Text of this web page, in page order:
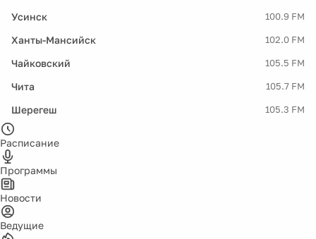
Усинск 100.9 FM
Ханты-Мансийск 102.0 FM
Чайковский 105.5 FM
Чита 105.7 FM
Шерегеш 105.3 FM
Расписание
Программы
Новости
Ведущие